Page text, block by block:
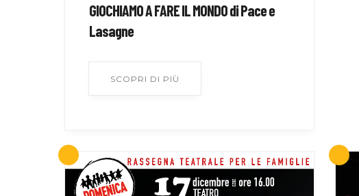
GIOCHIAMO A FARE IL MONDO di Pace e
Lasagne
SCOPRI DI PIÙ